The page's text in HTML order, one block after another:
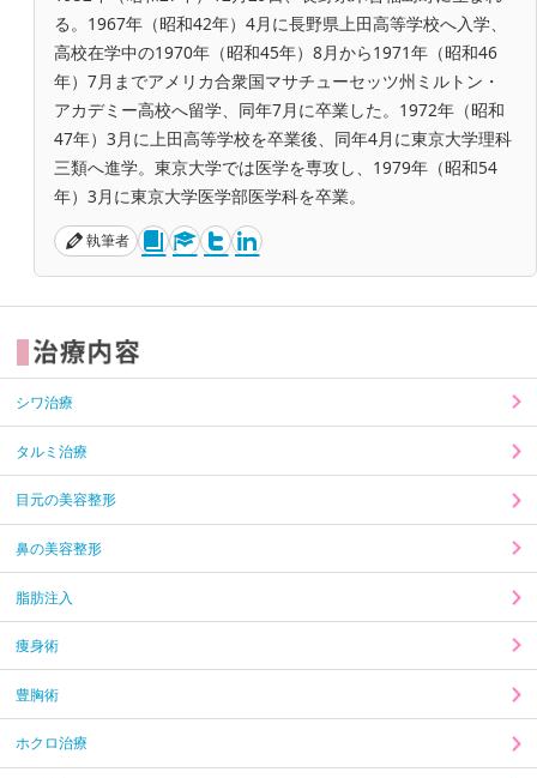
る。1967年（昭和42年）4月に長野県上田高等学校へ入学、
高校在学中の1970年（昭和45年）8月から1971年（昭和46
年）7月までアメリカ合衆国マサチューセッツ州ミルトン・
アカデミー高校へ留学、同年7月に卒業した。1972年（昭和
47年）3月に上田高等学校を卒業後、同年4月に東京大学理科
三類へ進学。東京大学では医学を専攻し、1979年（昭和54
年）3月に東京大学医学部医学科を卒業。
執筆者
シワ治療
タルミ治療
目元の美容整形
鼻の美容整形
脂肪注入
痩身術
豊胸術
ホクロ治療